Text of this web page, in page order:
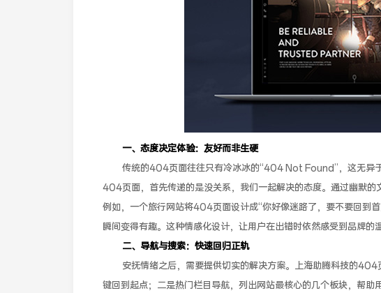
一、态度决定体验：友好而非生硬
传统的404页面往往只有冷冰冰的“404 Not Found”，这无异
404页面，首先传递的是没关系，我们一起解决的态度。通过幽默的
例如，一个旅行网站将404页面设计成“你好像迷路了，要不要回到
瞬间变得有趣。这种情感化设计，让用户在出错时依然感受到品牌的温
二、导航与搜索：快速回归正轨
安抚情绪之后，需要提供切实的解决方案。上海助腾科技的
键回到起点；二是热门栏目导航，列出网站最核心的几个板块，帮助